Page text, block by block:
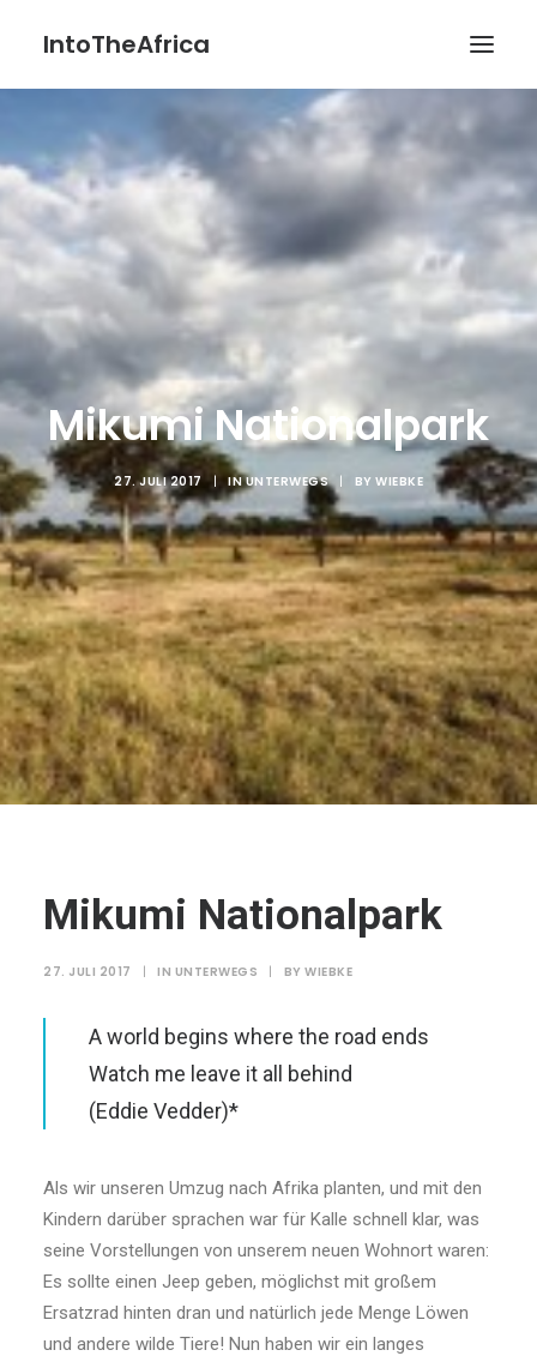
IntoTheAfrica
Blog
Über uns
Über das Projekt
Kontakt / Impressum / Datenschutzerklärung
POATENGE
Search
Mikumi Nationalpark
27. JULI 2017 | INUNTERWEGS | BY WIEBKE
Mikumi Nationalpark
27. JULI 2017 | IN UNTERWEGS | BY WIEBKE
A world begins where the road ends
Watch me leave it all behind
(Eddie Vedder)*
Als wir unseren Umzug nach Afrika planten, und mit den
Kindern darüber sprachen war für Kalle schnell klar, was
seine Vorstellungen von unserem neuen Wohnort waren:
Es sollte einen Jeep geben, möglichst mit großem
Ersatzrad hinten dran und natürlich jede Menge Löwen
und andere wilde Tiere! Nun haben wir ein langes